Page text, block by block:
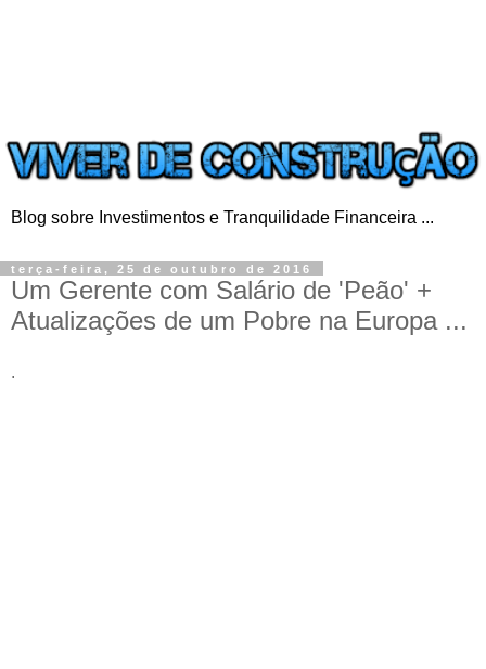
Blog sobre Investimentos e Tranquilidade Financeira ...
terça-feira, 25 de outubro de 2016
Um Gerente com Salário de 'Peão' +
Atualizações de um Pobre na Europa ...
.